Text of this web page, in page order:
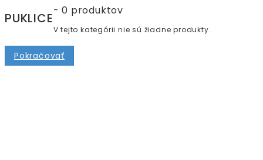
PUKLICE- 0 produktov
V tejto kategórii nie sú žiadne produkty.
Pokračovať